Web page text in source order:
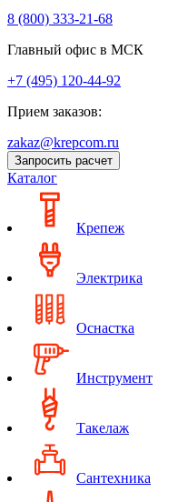
8 (800) 333‑21-68
Главный офис в МСК
+7 (495) 120-44-92
Прием заказов:
zakaz@krepcom.ru
Запросить расчет
Каталог
Крепеж
Электрика
Оснастка
Инструмент
Такелаж
Сантехника